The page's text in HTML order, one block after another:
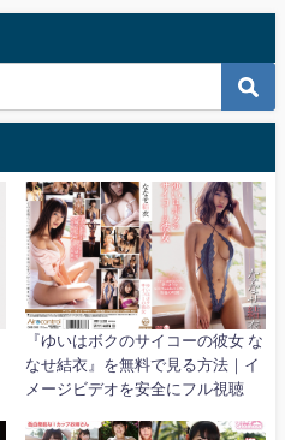
『ゆいはボクのサイコーの彼女 な
なせ結衣』を無料で見る方法｜イ
メージビデオを安全にフル視聴